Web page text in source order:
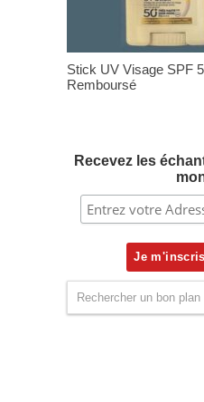
Stick UV Visage SPF
Remboursé
Recevez les